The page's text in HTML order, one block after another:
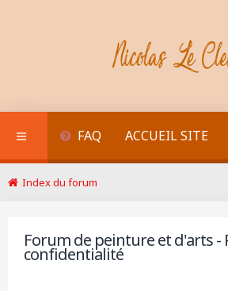
FAQ ACCUEIL SITE
Index du forum
Forum de peinture et d'arts -
confidentialité